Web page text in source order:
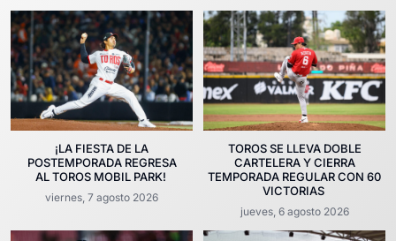
¡LA FIESTA DE LA
POSTEMPORADA REGRESA
AL TOROS MOBIL PARK!
viernes, 7 agosto 2026
TOROS SE LLEVA DOBLE
CARTELERA Y CIERRA
TEMPORADA REGULAR CON 60
VICTORIAS
jueves, 6 agosto 2026